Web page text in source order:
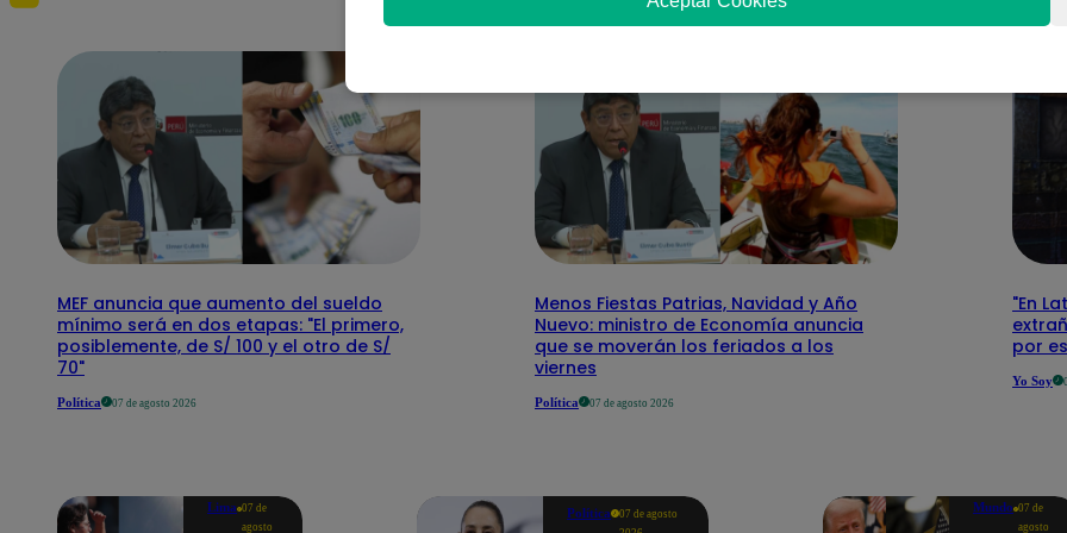
MEF anuncia que aumento del sueldo
mínimo será en dos etapas: "El primero,
posiblemente, de S/ 100 y el otro de S/
70"
Política 07 de agosto 2026
Menos Fiestas Patrias, Navidad y Año
Nuevo: ministro de Economía anuncia
que se moverán los feriados a los
viernes
Política 07 de agosto 2026
"En
por
Yo Soy
Lima 07 de
agosto
Política
07 de agosto
Mundo 07 de
agosto